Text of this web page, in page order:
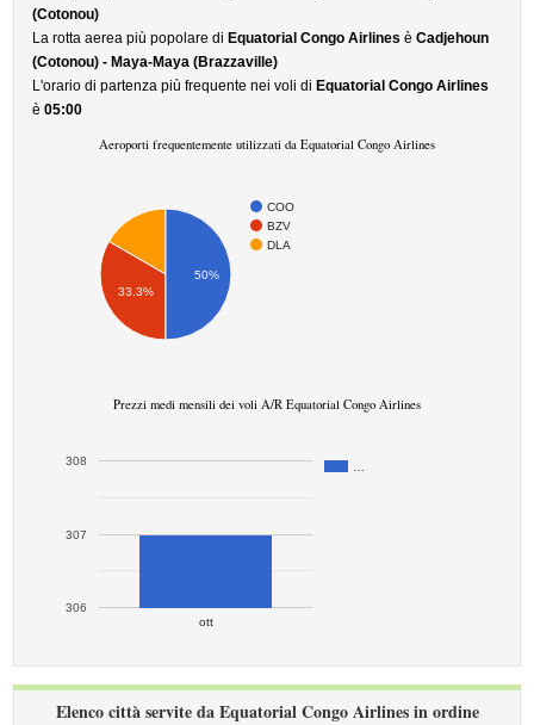
(Cotonou)
La rotta aerea più popolare di Equatorial Congo Airlines èCadjehoun
(Cotonou) - Maya-Maya (Brazzaville)
L'orario di partenza più frequente nei voli di Equatorial Congo Airlines
è05:00
Aeroporti frequentemente utilizzati da Equatorial Congo Airlines
COO
BZV
DLA
33.3%
50%
Prezzi medi mensili dei voli A/R Equatorial Congo Airlines
ott
306
307
308
Elenco città servite da Equatorial Congo Airlines in ordine